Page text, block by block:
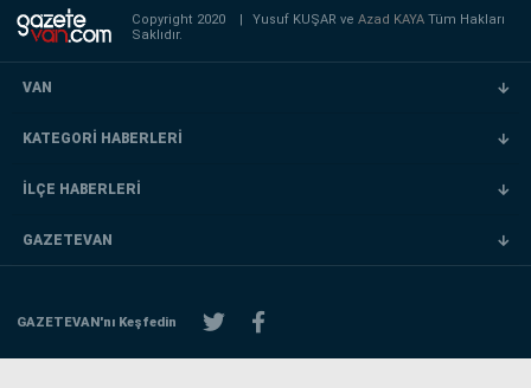
Copyright 2020 | Yusuf KUŞAR veAzad KAYATüm Hakları
Saklıdır.
VAN
KATEGORİ HABERLERİ
İLÇE HABERLERİ
GAZETEVAN
GAZETEVAN'nı Keşfedin